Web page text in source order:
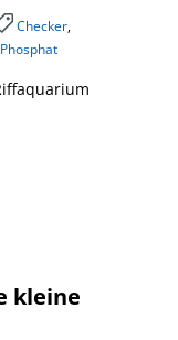
Checker,
kleine